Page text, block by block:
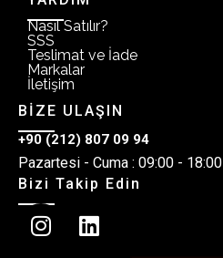
Nasıl Satılır?
SSS
Teslimat ve İade
Markalar
İletişim
BİZE ULAŞIN
+90 (212) 807 09 94
Pazartesi - Cuma : 09:00 - 18:00
Bizi Takip Edin